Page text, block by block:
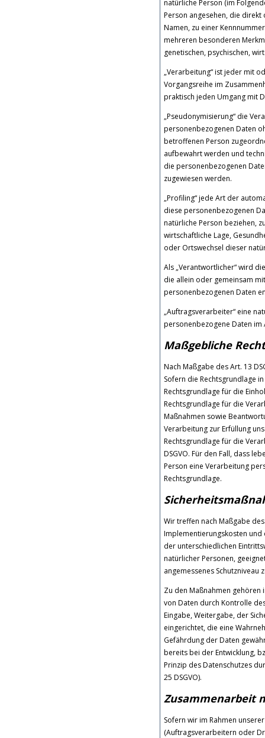
natürliche Person (im
Person angesehen, die
Namen, zu einer
mehreren besonderen
genetischen, psychischen,
„Verarbeitung“ ist jeder mit
Vorgangsreihe im
praktisch jeden Umgang mit
„Pseudonymisierung“ die
personenbezogenen Daten
betroffenen Person
aufbewahrt werden und
die personenbezogenen
zugewiesen werden.
„Profiling“ jede Art der
diese personenbezogenen
natürliche Person beziehen,
wirtschaftliche Lage,
oder Ortswechsel dieser
Als „Verantwortlicher“ wird
die allein oder gemeinsam
personenbezogenen Daten
„Auftragsverarbeiter“ eine
personenbezogene Daten
Maßgebliche
Nach Maßgabe des Art. 13
Sofern die Rechtsgrundlage
Rechtsgrundlage für die
Rechtsgrundlage für die
Maßnahmen sowie
Verarbeitung zur Erfüllung
Rechtsgrundlage für die
DSGVO. Für den Fall, dass
Person eine Verarbeitung
Rechtsgrundlage.
Wir treffen nach Maßgabe
Implementierungskosten
der unterschiedlichen
natürlicher Personen,
angemessenes Schutzniveau
Zu den Maßnahmen
von Daten durch Kontrolle
Eingabe, Weitergabe, der
eingerichtet, die eine
Gefährdung der Daten
bereits bei der Entwicklung,
Prinzip des Datenschutzes
25 DSGVO).
Zusammenarbeit
Sofern wir im Rahmen
(Auftragsverarbeitern oder